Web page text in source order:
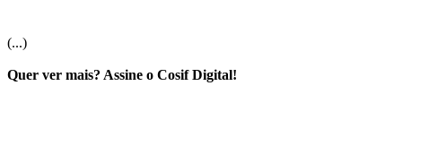
(...)
Quer ver mais? Assine o Cosif Digital!